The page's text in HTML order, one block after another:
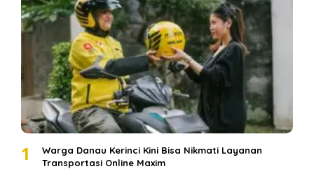
1
Warga Danau Kerinci Kini Bisa Nikmati Layanan
Transportasi Online Maxim